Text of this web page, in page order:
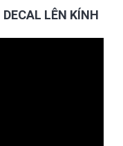
LÊN KÍNH